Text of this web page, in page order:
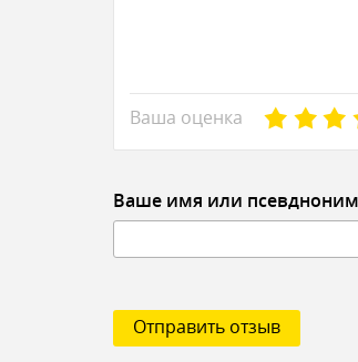
Ваша оценка
Ваше имя или псевдноним
Отправить отзыв